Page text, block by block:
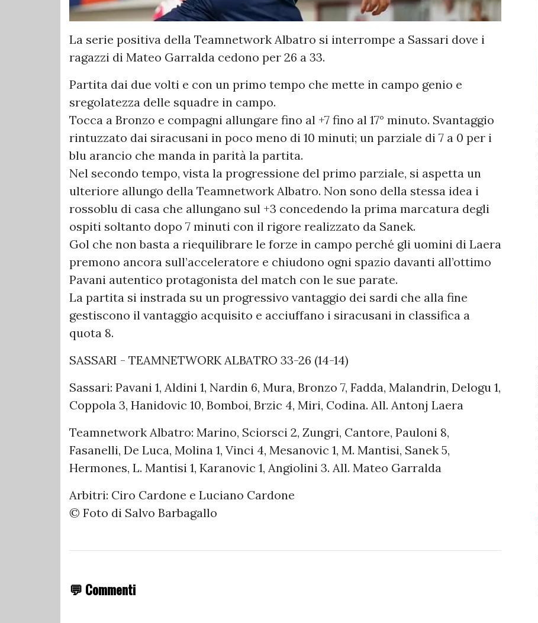
La serie positiva della Teamnetwork Albatro si interrompe a Sassari dove i
ragazzi di Mateo Garralda cedono per 26 a 33.
Partita dai due volti e con un primo tempo che mette in campo genio e
sregolatezza delle squadre in campo.
Tocca a Bronzo e compagni allungare fino al +7 fino al 17° minuto. Svantaggio
rintuzzato dai siracusani in poco meno di 10 minuti; un parziale di 7 a 0 per i
blu arancio che manda in parità la partita.
Nel secondo tempo, vista la progressione del primo parziale, si aspetta un
ulteriore allungo della Teamnetwork Albatro. Non sono della stessa idea i
rossoblu di casa che allungano sul +3 concedendo la prima marcatura degli
ospiti soltanto dopo 7 minuti con il rigore realizzato da Sanek.
Gol che non basta a riequilibrare le forze in campo perché gli uomini di Laera
premono ancora sull’acceleratore e chiudono ogni spazio davanti all’ottimo
Pavani autentico protagonista del match con le sue parate.
La partita si instrada su un progressivo vantaggio dei sardi che alla fine
gestiscono il vantaggio acquisito e acciuffano i siracusani in classifica a
quota 8.
SASSARI - TEAMNETWORK ALBATRO 33-26 (14-14)
Sassari: Pavani 1, Aldini 1, Nardin 6, Mura, Bronzo 7, Fadda, Malandrin, Delogu 1,
Coppola 3, Hanidovic 10, Bomboi, Brzic 4, Miri, Codina. All. Antonj Laera
Teamnetwork Albatro: Marino, Sciorsci 2, Zungri, Cantore, Pauloni 8,
Fasanelli, De Luca, Molina 1, Vinci 4, Mesanovic 1, M. Mantisi, Sanek 5,
Hermones, L. Mantisi 1, Karanovic 1, Angiolini 3. All. Mateo Garralda
Arbitri: Ciro Cardone e Luciano Cardone
©️ Foto di Salvo Barbagallo
💬 Commenti